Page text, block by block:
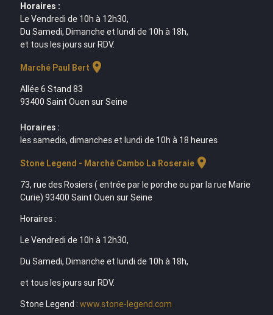
Horaires :
Le Vendredi de 10h à 12h30,
Du Samedi, Dimanche et lundi de 10h à 18h,
et tous les jours sur RDV.
Marché Paul Bert location_on
Allée 6 Stand 83
93400 Saint Ouen sur Seine
Horaires :
les samedis, dimanches et lundi de 10h à 18 heures
Stone Legend - Marché Cambo La Roseraielocation_on
73, rue des Rosiers ( entrée par le porche ou par la rue Marie
Curie) 93400 Saint Ouen sur Seine
Horaires :
Le Vendredi de 10h à 12h30,
Du Samedi, Dimanche et lundi de 10h à 18h,
et tous les jours sur RDV.
Stone Legend : www.stone-legend.com